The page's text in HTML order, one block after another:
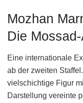
Mozhan
Die
Eine internationale
ab der zweiten
vielschichtige Figur
Darstellung vereinte